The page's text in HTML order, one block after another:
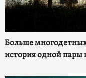
Больше
история одной пары